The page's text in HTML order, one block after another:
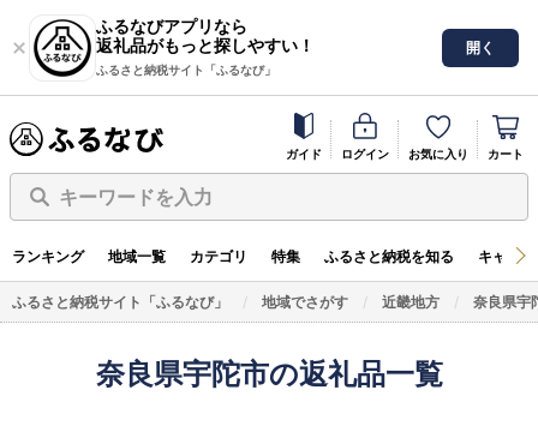
ふるなびアプリなら
返礼品がもっと探しやすい！
ふるさと納税サイト「ふるなび」
開く
ガイド ログイン お気に入り カート
キーワードを入力
ランキング 地域一覧 カテゴリ 特集 ふるさと納税を知る キャン
ふるさと納税サイト「ふるなび」 地域でさがす 近畿地方 奈良県宇
奈良県宇陀市の返礼品一覧